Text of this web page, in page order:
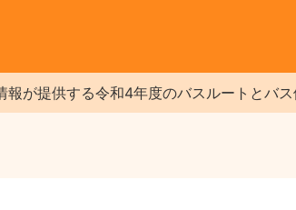
が提供する令和4年度のバスルートとバス